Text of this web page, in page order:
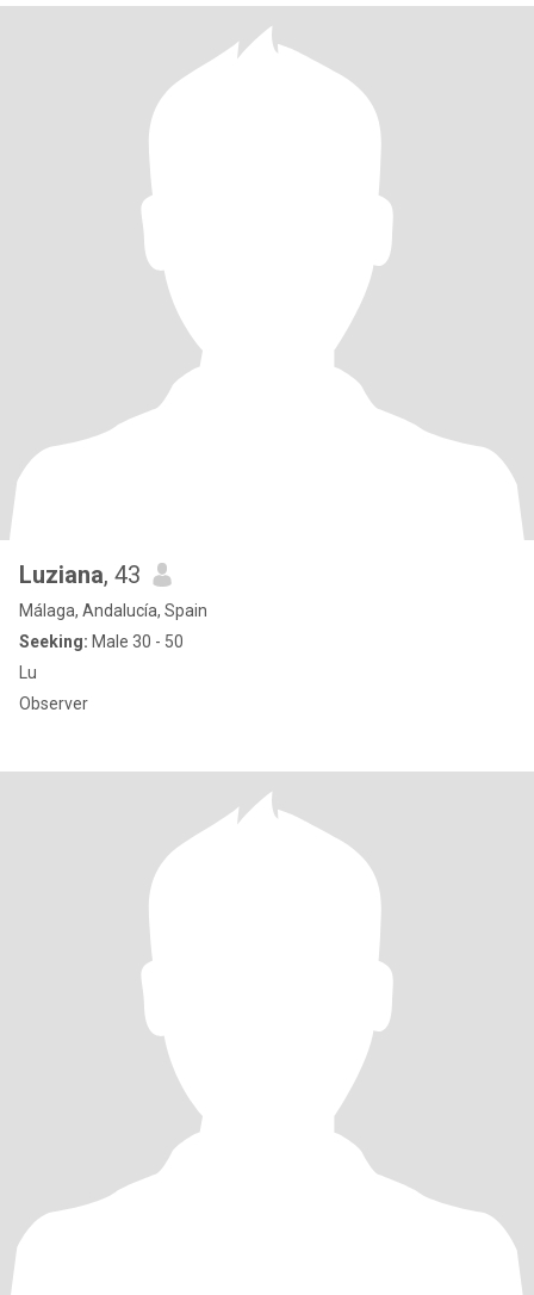
Luziana, 43
Málaga, Andalucía, Spain
Seeking: Male 30 - 50
Lu
Observer